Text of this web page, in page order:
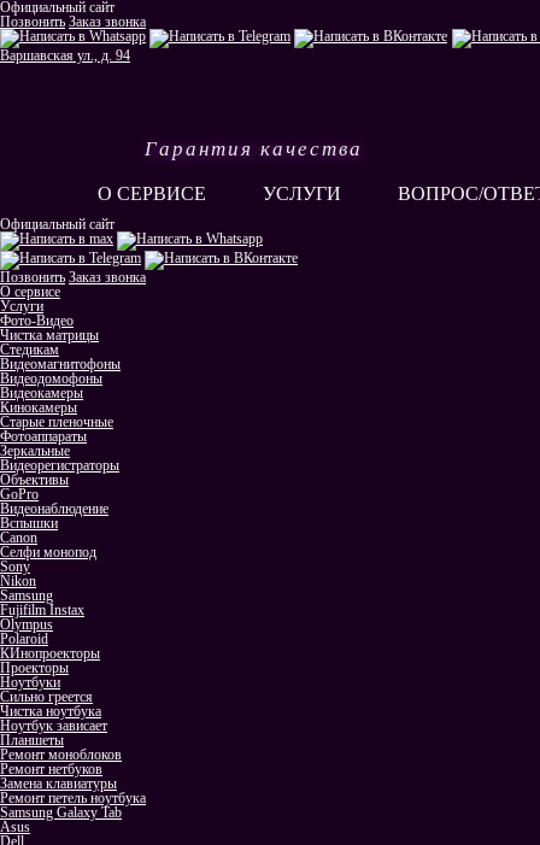
Официальный сайт
Позвонить Заказ звонка
Гарантия качества
Варшавская ул., д. 94
О СЕРВИСЕ УСЛУГИ ВОПРОС/
Официальный сайт
Позвонить Заказ звонка
О сервисе
Услуги
Фото-Видео
Чистка матрицы
Стедикам
Видеомагнитофоны
Видеодомофоны
Видеокамеры
Кинокамеры
Старые пленочные
Фотоаппараты
Зеркальные
Видеорегистраторы
Объективы
GoPro
Видеонаблюдение
Вспышки
Canon
Селфи монопод
Sony
Nikon
Samsung
Fujifilm Instax
Olympus
Polaroid
КИнопроекторы
Проекторы
Ноутбуки
Сильно греется
Чистка ноутбука
Ноутбук зависает
Планшеты
Ремонт моноблоков
Ремонт нетбуков
Замена клавиатуры
Ремонт петель ноутбука
Samsung Galaxy Tab
Asus
Dell